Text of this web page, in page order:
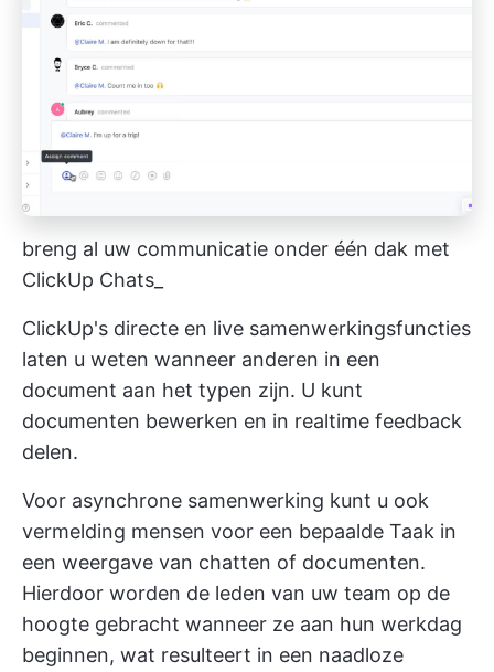
breng al uw communicatie onder één dak met
ClickUp Chats_
ClickUp's directe en live samenwerkingsfuncties
laten u weten wanneer anderen in een
document aan het typen zijn. U kunt
documenten bewerken en in realtime feedback
delen.
Voor asynchrone samenwerking kunt u ook
vermelding mensen voor een bepaalde Taak in
een weergave van chatten of documenten.
Hierdoor worden de leden van uw team op de
hoogte gebracht wanneer ze aan hun werkdag
beginnen, wat resulteert in een naadloze